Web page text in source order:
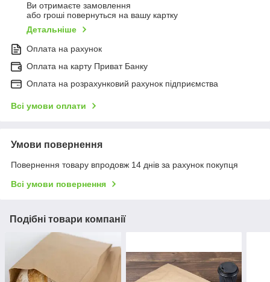
Ви отримаєте замовлення
або гроші повернуться на вашу картку
Детальніше
Оплата на рахунок
Оплата на карту Приват Банку
Оплата на розрахунковий рахунок підприємства
Всі умови оплати
Умови повернення
Повернення товару впродовж 14 днів за рахунок покупця
Всі умови повернення
Подібні товари компанії